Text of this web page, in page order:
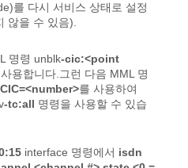
를 다시 서비스 상태로 설정
않을 수 있음).
명령 unblk-cic:<point
사용합니다.그런 다음 MML 명
를 사용하여
-tc:all 명령을 사용할 수 있습
interface 명령에서 isdn